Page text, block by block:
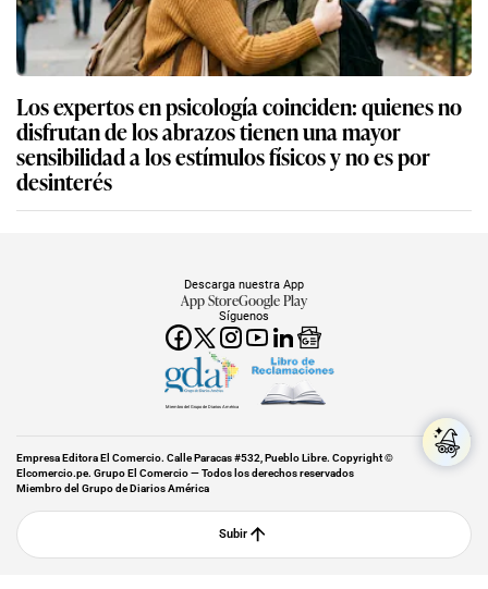
Los expertos en psicología coinciden: quienes no
disfrutan de los abrazos tienen una mayor
sensibilidad a los estímulos físicos y no es por
desinterés
Síguenos
Descarga nuestra App
App StoreGoogle Play
Miembro del Grupo de Diarios América
Empresa Editora El Comercio. Calle Paracas #532, Pueblo Libre. Copyright ©
Elcomercio.pe. Grupo El Comercio — Todos los derechos reservados
Miembro del Grupo de Diarios América
Subir